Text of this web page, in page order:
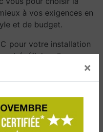
×
à vos exigences en
et de budget.
pour votre installation
bénéficiez d'un
du produit à son
Notre engagement
sécurité fiables font
pour renforcer la